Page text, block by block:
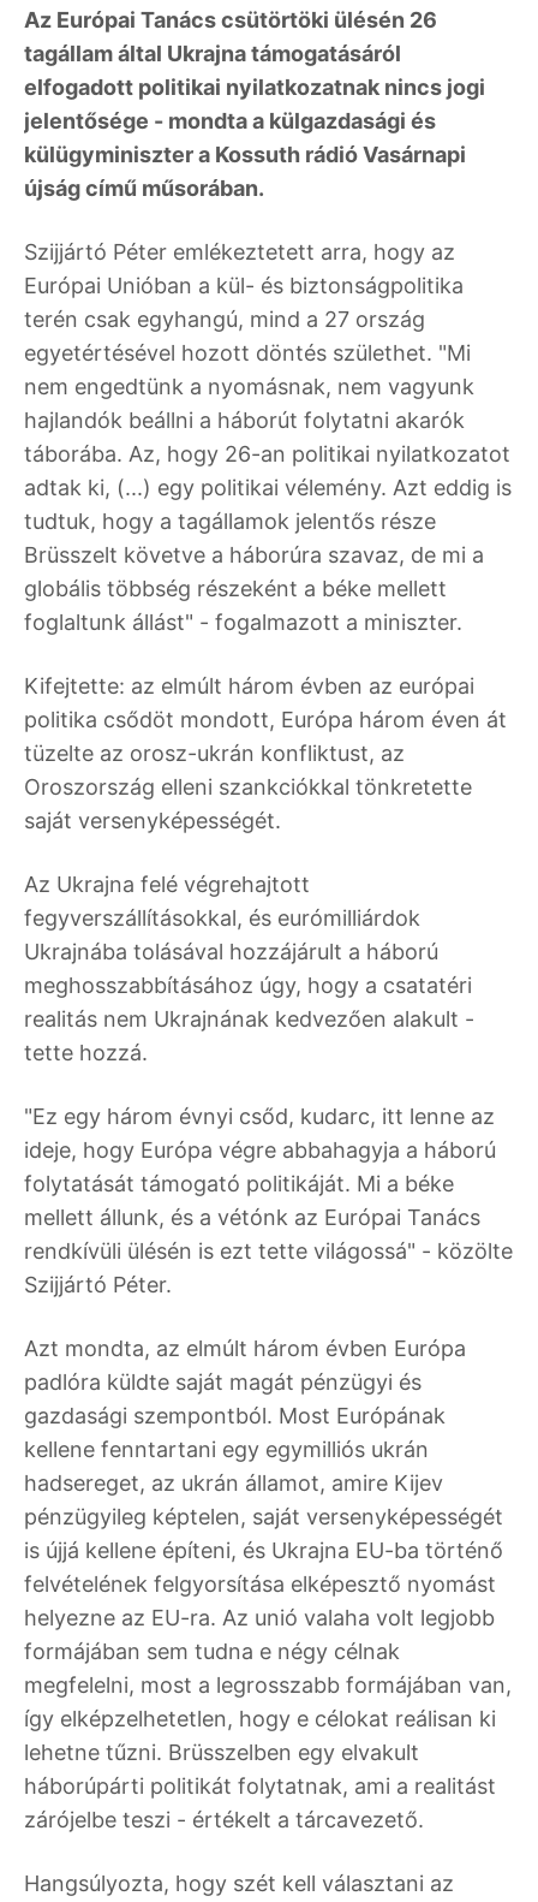
Az Európai Tanács csütörtöki ülésén 26
tagállam által Ukrajna támogatásáról
elfogadott politikai nyilatkozatnak nincs jogi
jelentősége - mondta a külgazdasági és
külügyminiszter a Kossuth rádió Vasárnapi
újság című műsorában.
Szijjártó Péter emlékeztetett arra, hogy az
Európai Unióban a kül- és biztonságpolitika
terén csak egyhangú, mind a 27 ország
egyetértésével hozott döntés születhet. "Mi
nem engedtünk a nyomásnak, nem vagyunk
hajlandók beállni a háborút folytatni akarók
táborába. Az, hogy 26-an politikai nyilatkozatot
adtak ki, (...) egy politikai vélemény. Azt eddig is
tudtuk, hogy a tagállamok jelentős része
Brüsszelt követve a háborúra szavaz, de mi a
globális többség részeként a béke mellett
foglaltunk állást" - fogalmazott a miniszter.
Kifejtette: az elmúlt három évben az európai
politika csődöt mondott, Európa három éven át
tüzelte az orosz-ukrán konfliktust, az
Oroszország elleni szankciókkal tönkretette
saját versenyképességét.
Az Ukrajna felé végrehajtott
fegyverszállításokkal, és eurómilliárdok
Ukrajnába tolásával hozzájárult a háború
meghosszabbításához úgy, hogy a csatatéri
realitás nem Ukrajnának kedvezően alakult -
tette hozzá.
"Ez egy három évnyi csőd, kudarc, itt lenne az
ideje, hogy Európa végre abbahagyja a háború
folytatását támogató politikáját. Mi a béke
mellett állunk, és a vétónk az Európai Tanács
rendkívüli ülésén is ezt tette világossá" - közölte
Szijjártó Péter.
Azt mondta, az elmúlt három évben Európa
padlóra küldte saját magát pénzügyi és
gazdasági szempontból. Most Európának
kellene fenntartani egy egymilliós ukrán
hadsereget, az ukrán államot, amire Kijev
pénzügyileg képtelen, saját versenyképességét
is újjá kellene építeni, és Ukrajna EU-ba történő
felvételének felgyorsítása elképesztő nyomást
helyezne az EU-ra. Az unió valaha volt legjobb
formájában sem tudna e négy célnak
megfelelni, most a legrosszabb formájában van,
így elképzelhetetlen, hogy e célokat reálisan ki
lehetne tűzni. Brüsszelben egy elvakult
háborúpárti politikát folytatnak, ami a realitást
zárójelbe teszi - értékelt a tárcavezető.
Hangsúlyozta, hogy szét kell választani az